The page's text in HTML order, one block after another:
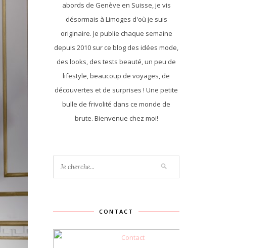
abords de Genève en Suisse, je vis
désormais à Limoges d'où je suis
originaire. Je publie chaque semaine
depuis 2010 sur ce blog des idées mode,
des looks, des tests beauté, un peu de
lifestyle, beaucoup de voyages, de
découvertes et de surprises ! Une petite
bulle de frivolité dans ce monde de
brute. Bienvenue chez moi!
CONTACT